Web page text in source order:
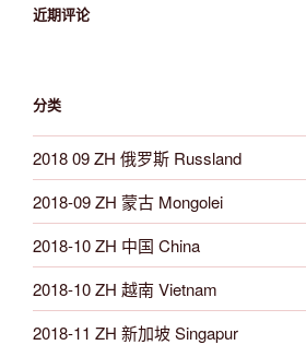
近期评论
分类
2018 09 ZH 俄罗斯 Russland
2018-09 ZH 蒙古 Mongolei
2018-10 ZH 中国 China
2018-10 ZH 越南 Vietnam
2018-11 ZH 新加坡 Singapur